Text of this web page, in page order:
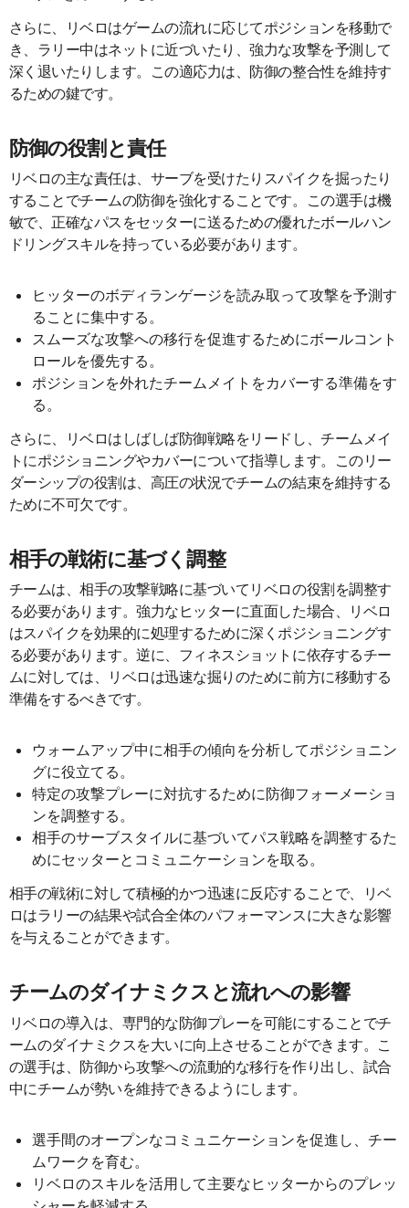
さらに、リベロはゲームの流れに応じてポジションを移動で
き、ラリー中はネットに近づいたり、強力な攻撃を予測して
深く退いたりします。この適応力は、防御の整合性を維持す
るための鍵です。
防御の役割と責任
リベロの主な責任は、サーブを受けたりスパイクを掘ったり
することでチームの防御を強化することです。この選手は機
敏で、正確なパスをセッターに送るための優れたボールハン
ドリングスキルを持っている必要があります。
ヒッターのボディランゲージを読み取って攻撃を予測す
ることに集中する。
スムーズな攻撃への移行を促進するためにボールコント
ロールを優先する。
ポジションを外れたチームメイトをカバーする準備をす
る。
さらに、リベロはしばしば防御戦略をリードし、チームメイ
トにポジショニングやカバーについて指導します。このリー
ダーシップの役割は、高圧の状況でチームの結束を維持する
ために不可欠です。
相手の戦術に基づく調整
チームは、相手の攻撃戦略に基づいてリベロの役割を調整す
る必要があります。強力なヒッターに直面した場合、リベロ
はスパイクを効果的に処理するために深くポジショニングす
る必要があります。逆に、フィネスショットに依存するチー
ムに対しては、リベロは迅速な掘りのために前方に移動する
準備をするべきです。
ウォームアップ中に相手の傾向を分析してポジショニン
グに役立てる。
特定の攻撃プレーに対抗するために防御フォーメーショ
ンを調整する。
相手のサーブスタイルに基づいてパス戦略を調整するた
めにセッターとコミュニケーションを取る。
相手の戦術に対して積極的かつ迅速に反応することで、リベ
ロはラリーの結果や試合全体のパフォーマンスに大きな影響
を与えることができます。
チームのダイナミクスと流れへの影響
リベロの導入は、専門的な防御プレーを可能にすることでチ
ームのダイナミクスを大いに向上させることができます。こ
の選手は、防御から攻撃への流動的な移行を作り出し、試合
中にチームが勢いを維持できるようにします。
選手間のオープンなコミュニケーションを促進し、チー
ムワークを育む。
リベロのスキルを活用して主要なヒッターからのプレッ